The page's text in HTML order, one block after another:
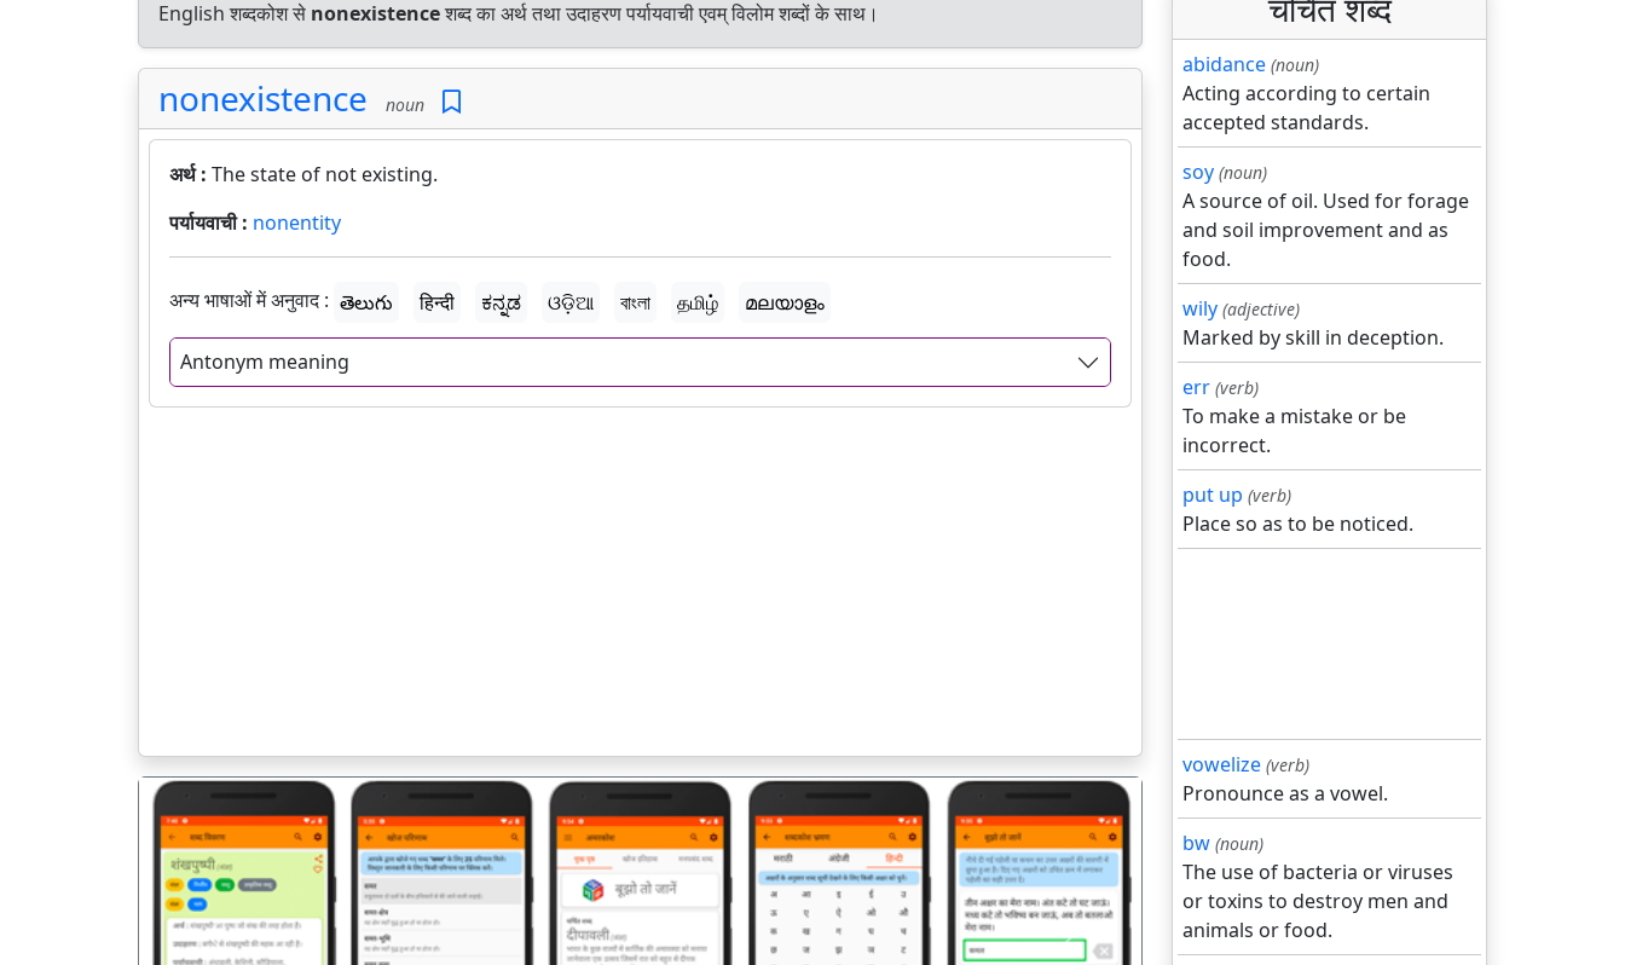
English शब्दकोश से nonexistenceशब्द का अर्थ तथा उदाहरण पर्यायवाची एवम् विलोम शब्दों के साथ।
nonexistence noun
अर्थ : The state of not existing.
पर्यायवाची : nonentity
अन्य भाषाओं में अनुवाद : తెలుగు हिन्दी ಕನ್ನಡ ଓଡ଼ିଆ বাংলা தமிழ் മലയാളം
Antonym meaning
पिछला अगला
abidance (noun)
Acting according to certain
accepted standards.
soy (noun)
A source of oil. Used for forage
and soil improvement and as
food.
wily (adjective)
Marked by skill in deception.
err (verb)
To make a mistake or be
incorrect.
put up (verb)
Place so as to be noticed.
vowelize (verb)
Pronounce as a vowel.
bw (noun)
The use of bacteria or viruses
or toxins to destroy men and
animals or food.